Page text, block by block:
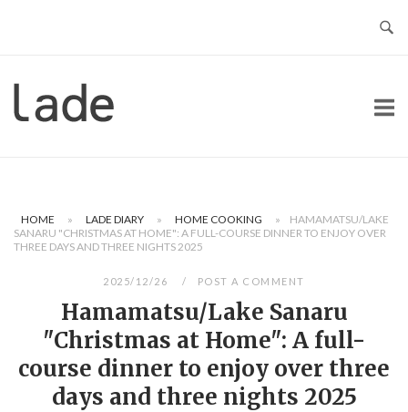
Home
HOME » LADE DIARY » HOME COOKING »
HAMAMATSU/LAKE
SANARU "CHRISTMAS AT HOME": A FULL-COURSE DINNER TO ENJOY OVER
THREE DAYS AND THREE NIGHTS 2025
2025/12/26 POST A COMMENT
Hamamatsu/Lake Sanaru
"Christmas at Home": A full-
course dinner to enjoy over three
days and three nights 2025